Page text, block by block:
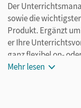
Der
sowie die
Produkt. Ergänzt
er Ihre
ganz flexibel on-
Unterrichtsmanager
Mehr lesen